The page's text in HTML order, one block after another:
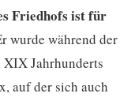
Friedhofs ist für
wurde während der
XIX Jahrhunderts
auf der sich auch